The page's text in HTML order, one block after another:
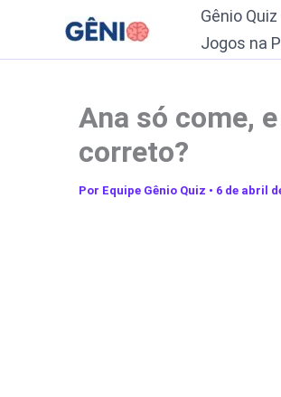
o
Gênio Quiz
Jogos na
Ana só come,
correto?
Por Equipe Gênio Quiz • 6 de abril